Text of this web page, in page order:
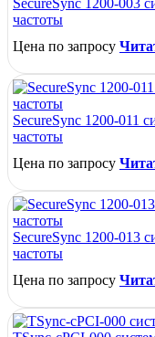
частоты
Цена по запросу
SecureSync 1200-011
частоты
Цена по запросу
SecureSync 1200-013
частоты
Цена по запросу